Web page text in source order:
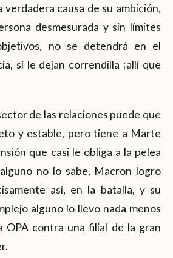
verdadera causa de su ambición,
desmesurada y sin límites
no se detendrá en el
si le dejan correndilla ¡allí que
de las relaciones puede que
y estable, pero tiene a Marte
que casi le obliga a la pelea
no lo sabe, Macron logro
así, en la batalla, y su
alguno lo llevo nada menos
OPA contra una filial de la gran